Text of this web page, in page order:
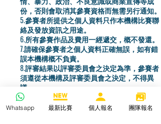
份，否則會取消其參賽資格而無需另行通知。
5.參賽者所提供之個人資料只作本機構比賽聯
絡及發放資訊之用途。
6.所有參賽作品及費用一經遞交，概不發還。
7.請確保參賽者之個人資料正確無誤，如有錯
誤本機構概不負責。
8.評審結果以評審委員會之決定為準，參賽者
須遵從本機構及評審委員會之決定，不得異
議。
9.本機構有權保留修訂比賽規則、終止或取消
參賽者資格權利，而無需另行通知。
Whatsapp 最新比賽 個人報名 團隊報名